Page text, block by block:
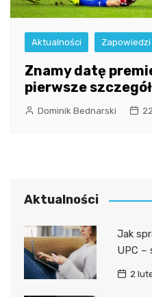
Aktualności
Znamy datę
pierwsze
Dominik Bednarski
Aktualności
Jak
UPC –
2